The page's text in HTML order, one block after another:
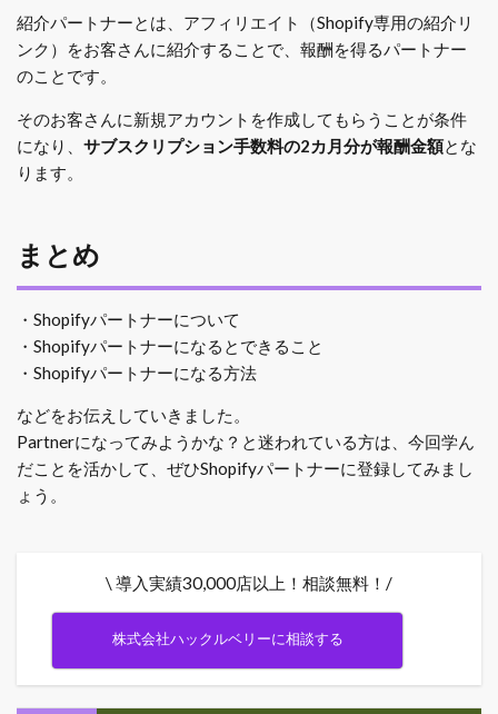
紹介パートナーとは、アフィリエイト（Shopify専用の紹介リ
ンク）をお客さんに紹介することで、報酬を得るパートナー
のことです。
そのお客さんに新規アカウントを作成してもらうことが条件
になり、 サブスクリプション手数料の2カ月分が報酬金額とな
ります。
まとめ
・Shopifyパートナーについて
・Shopifyパートナーになるとできること
・Shopifyパートナーになる方法
などをお伝えしていきました。
Partnerになってみようかな？と迷われている方は、今回学ん
だことを活かして、ぜひShopifyパートナーに登録してみまし
ょう。
\ 導入実績30,000店以上！相談無料！/
株式会社ハックルベリーに相談する